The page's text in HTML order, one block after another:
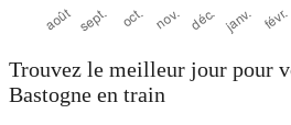
Trouvez le meilleur jour pour
Bastogne en train